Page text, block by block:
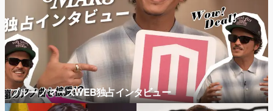
ブルーノマーズWEB独占インタビュー